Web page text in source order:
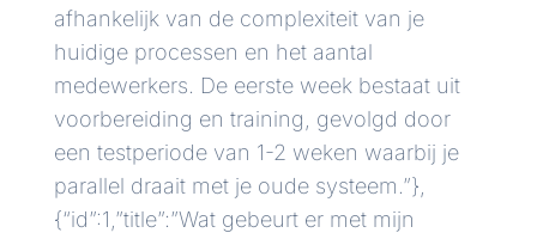
afhankelijk van de complexiteit van je
huidige processen en het aantal
medewerkers. De eerste week bestaat uit
voorbereiding en training, gevolgd door
een testperiode van 1-2 weken waarbij je
parallel draait met je oude systeem.”},
{“id”:1,”title”:”Wat gebeurt er met mijn